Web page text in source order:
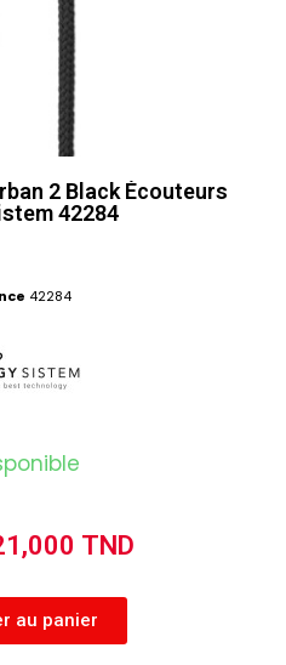
2 Black Écouteurs
42284
42284
TND
au panier